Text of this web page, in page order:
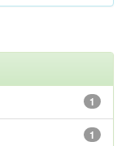
1
1